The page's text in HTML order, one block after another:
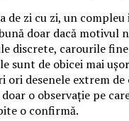
de zi cu zi, un
doar dacă motivul
discrete, carourile
sunt de obicei mai
ori desenele extrem
o observație pe
o confirmă.